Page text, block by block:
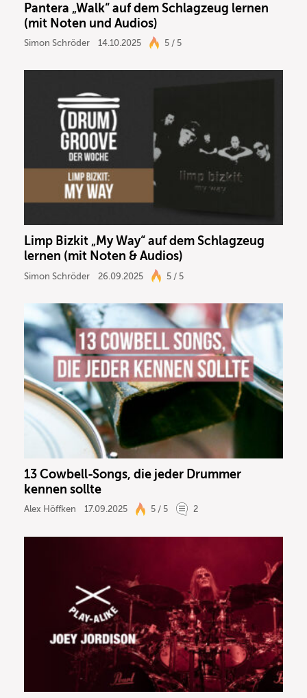
Pantera „Walk“ auf dem Schlagzeug lernen
(mit Noten und Audios)
Simon Schröder 14.10.2025 5 / 5
Limp Bizkit „My Way“ auf dem Schlagzeug
lernen (mit Noten & Audios)
Simon Schröder 26.09.2025 5 / 5
13 Cowbell-Songs, die jeder Drummer
kennen sollte
Alex Höffken 17.09.2025 5 / 5 2